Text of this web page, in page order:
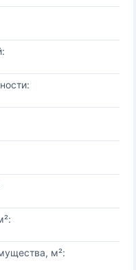
м²: